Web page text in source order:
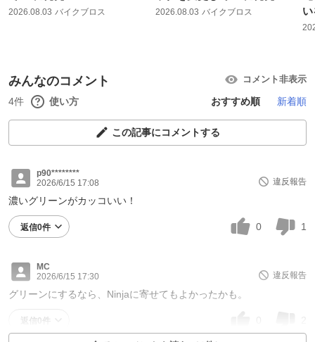
2026.08.03 バイクブロス 2026.08.03 バイクブロス
みんなのコメント コメント非表示
4件 使い方 おすすめ順 新着順
この記事にコメントする
p90********
2026/6/15 17:08
違反報告
濃いグリーンがカッコいい！
返信0件 0 1
MC
2026/6/15 17:30
違反報告
グリーンにするなら、Ninjaに寄せてもよかったかも。
返信0件